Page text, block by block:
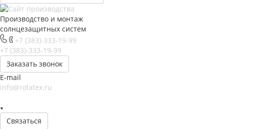
Производство и монтаж
солнцезащитных систем
+7 (383)-333-19-99
+7 (383)-333-19-99
Заказать звонок
E-mail
info@rolatex.ru
Связаться